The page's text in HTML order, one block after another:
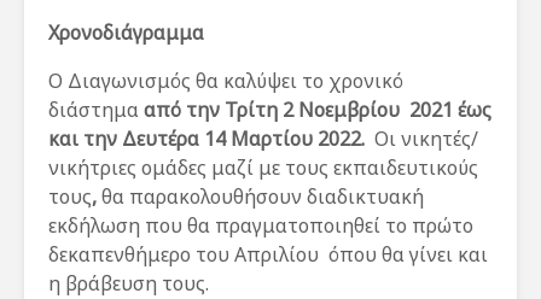
Χρονοδιάγραμμα
Ο Διαγωνισμός θα καλύψει το χρονικό
διάστημααπό την Τρίτη 2 Νοεμβρίου 2021 έως
και την Δευτέρα 14 Μαρτίου 2022. Οι νικητές/
νικήτριες ομάδες μαζί με τους εκπαιδευτικούς
τους,θα παρακολουθήσουν διαδικτυακή
εκδήλωση που θα πραγματοποιηθεί το πρώτο
δεκαπενθήμερο του Απριλίου όπου θα γίνει και
η βράβευση τους.